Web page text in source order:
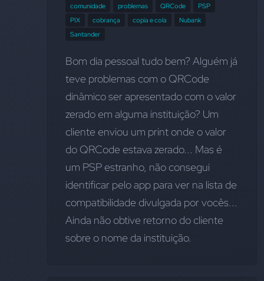
comunidade problemas QRCode
PSP
PIX
cobrança copia e cola
Nubank
Santander
Bom dia pessoal tudo bem? Alguém já
teve problemas com o QRCode
dinâmico ser apresentado com o valor
zerado em alguma instituição? Um
cliente enviou um print onde o valor
do QRCode estava zerado... Mas é
um PSP estranho, não consegui
identificar pelo app para ver na lista de
compatibilidade divulgada por vocês...
Ainda não obtive retorno do cliente
sobre o nome da instituição.